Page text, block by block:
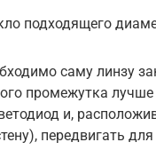
подходящего
саму линзу
промежутка
и,
передвигать